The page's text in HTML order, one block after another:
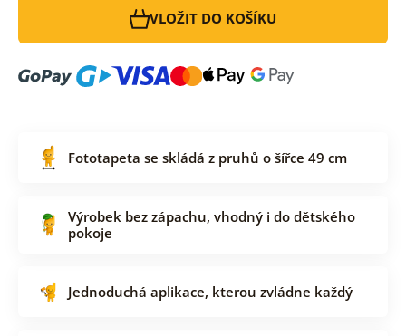
VLOŽIT DO KOŠÍKU
Fototapeta se skládá z pruhů o šířce 49 cm
Výrobek bez zápachu, vhodný i do dětského
pokoje
Jednoduchá aplikace, kterou zvládne každý